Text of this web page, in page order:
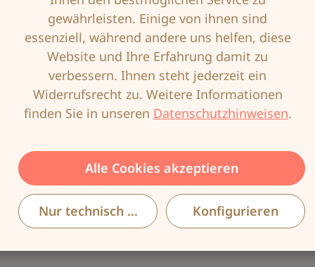
Produktnummer:ANI-1760-001-85
4009706765950
Schlichte Eleganz für jeden Tag verleiht die
formende Miederhose der Serie CLARA. Für
sanfte Modellierung ist die Miederhos…Mehr
gewährleisten. Einige von ihnen sind
essenziell, während andere uns helfen, diese
Website und Ihre Erfahrung damit zu
verbessern. Ihnen steht jederzeit ein
Widerrufsrecht zu. Weitere Informationen
finden Sie in unseren Datenschutzhinweisen.
Alle Cookies akzeptieren
Nur technisch notwendigeKonfigurieren